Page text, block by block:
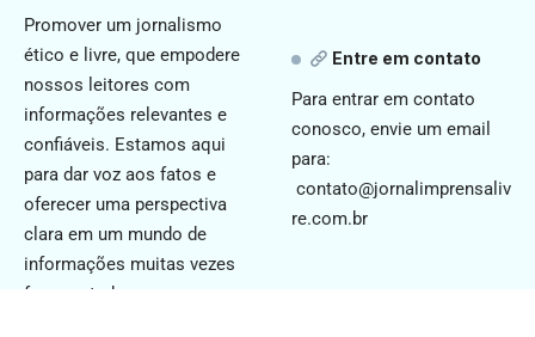
Promover um jornalismo
ético e livre, que empodere
nossos leitores com
informações relevantes e
confiáveis. Estamos aqui
para dar voz aos fatos e
oferecer uma perspectiva
clara em um mundo de
informações muitas vezes
fragmentadas.
Entre em contato
Para entrar em contato
conosco, envie um email
para:
contato@jornalimprensaliv
re.com.br